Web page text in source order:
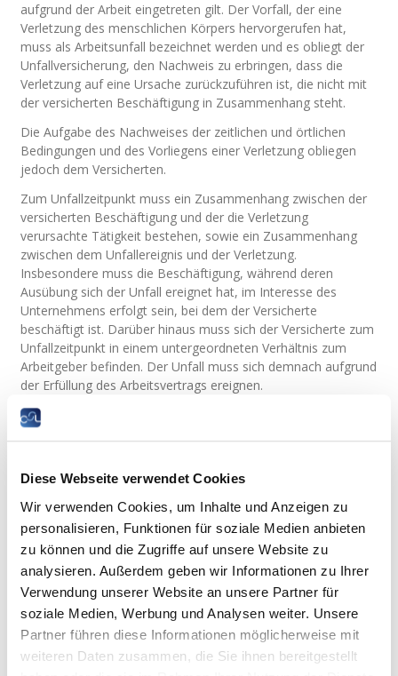
Diese Webseite verwendet Cookies
Wir verwenden Cookies, um Inhalte und Anzeigen zu
personalisieren, Funktionen für soziale Medien anbieten
zu können und die Zugriffe auf unsere Website zu
analysieren. Außerdem geben wir Informationen zu Ihrer
Verwendung unserer Website an unsere Partner für
soziale Medien, Werbung und Analysen weiter. Unsere
Partner führen diese Informationen möglicherweise mit
weiteren Daten zusammen, die Sie ihnen bereitgestellt
aufgrund der Arbeit eingetreten gilt. Der Vorfall, der eine
Verletzung des menschlichen Körpers hervorgerufen hat,
muss als Arbeitsunfall bezeichnet werden und es obliegt der
Unfallversicherung, den Nachweis zu erbringen, dass die
Verletzung auf eine Ursache zurückzuführen ist, die nicht mit
der versicherten Beschäftigung in Zusammenhang steht.
Die Aufgabe des Nachweises der zeitlichen und örtlichen
Bedingungen und des Vorliegens einer Verletzung obliegen
jedoch dem Versicherten.
Zum Unfallzeitpunkt muss ein Zusammenhang zwischen der
versicherten Beschäftigung und der die Verletzung
verursachte Tätigkeit bestehen, sowie ein Zusammenhang
zwischen dem Unfallereignis und der Verletzung.
Insbesondere muss die Beschäftigung, während deren
Ausübung sich der Unfall ereignet hat, im Interesse des
Unternehmens erfolgt sein, bei dem der Versicherte
beschäftigt ist. Darüber hinaus muss sich der Versicherte zum
Unfallzeitpunkt in einem untergeordneten Verhältnis zum
Arbeitgeber befinden. Der Unfall muss sich demnach aufgrund
der Erfüllung des Arbeitsvertrags ereignen.
Gesetzestext
Wegeunfall?
Ebenfalls als Arbeitsunfall betrachtet das Gesetz einen Unfall,
der sich auf dem Hin- oder Rückweg:
zwischen dem Hauptwohnsitz, einem
beständigen Zweitwohnsitz oder jedwedem
sonstigen Ort, an den sich der Versicherte
gewöhnlich aus familiären Gründen begibt, und
dem Arbeitsort ereignete;
zwischen dem Arbeitsort und dem Restaurant,
der Kantine oder allgemeiner dem Ort